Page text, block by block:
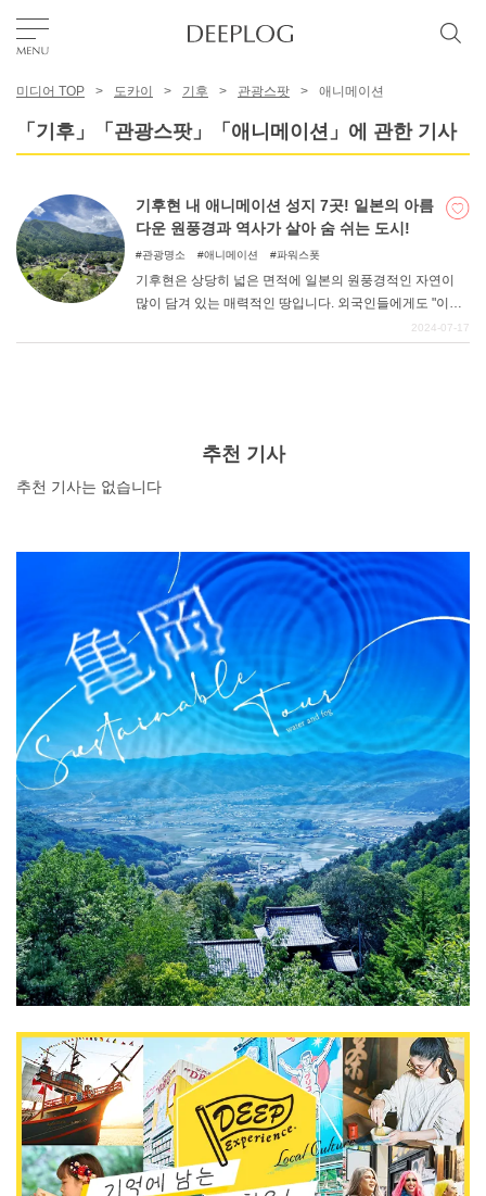
에리어
문의
회사개요
여행작가 모집
미디어 TOP 도카이 기후 관광스팟 애니메이션
「기후」「관광스팟」「애니메이션」에 관한 기사
기후현 내 애니메이션 성지 7곳! 일본의 아름
다운 원풍경과 역사가 살아 숨 쉬는 도시!
관광명소 애니메이션 파워스폿
기후현은 상당히 넓은 면적에 일본의 원풍경적인 자연이
많이 담겨 있는 매력적인 땅입니다. 외국인들에게도 "이것
이 바로 일본 "이라고 생각하게 만드는 힘이 있으며, 특히
2024-07-17
추천 기사
추천 기사는 없습니다